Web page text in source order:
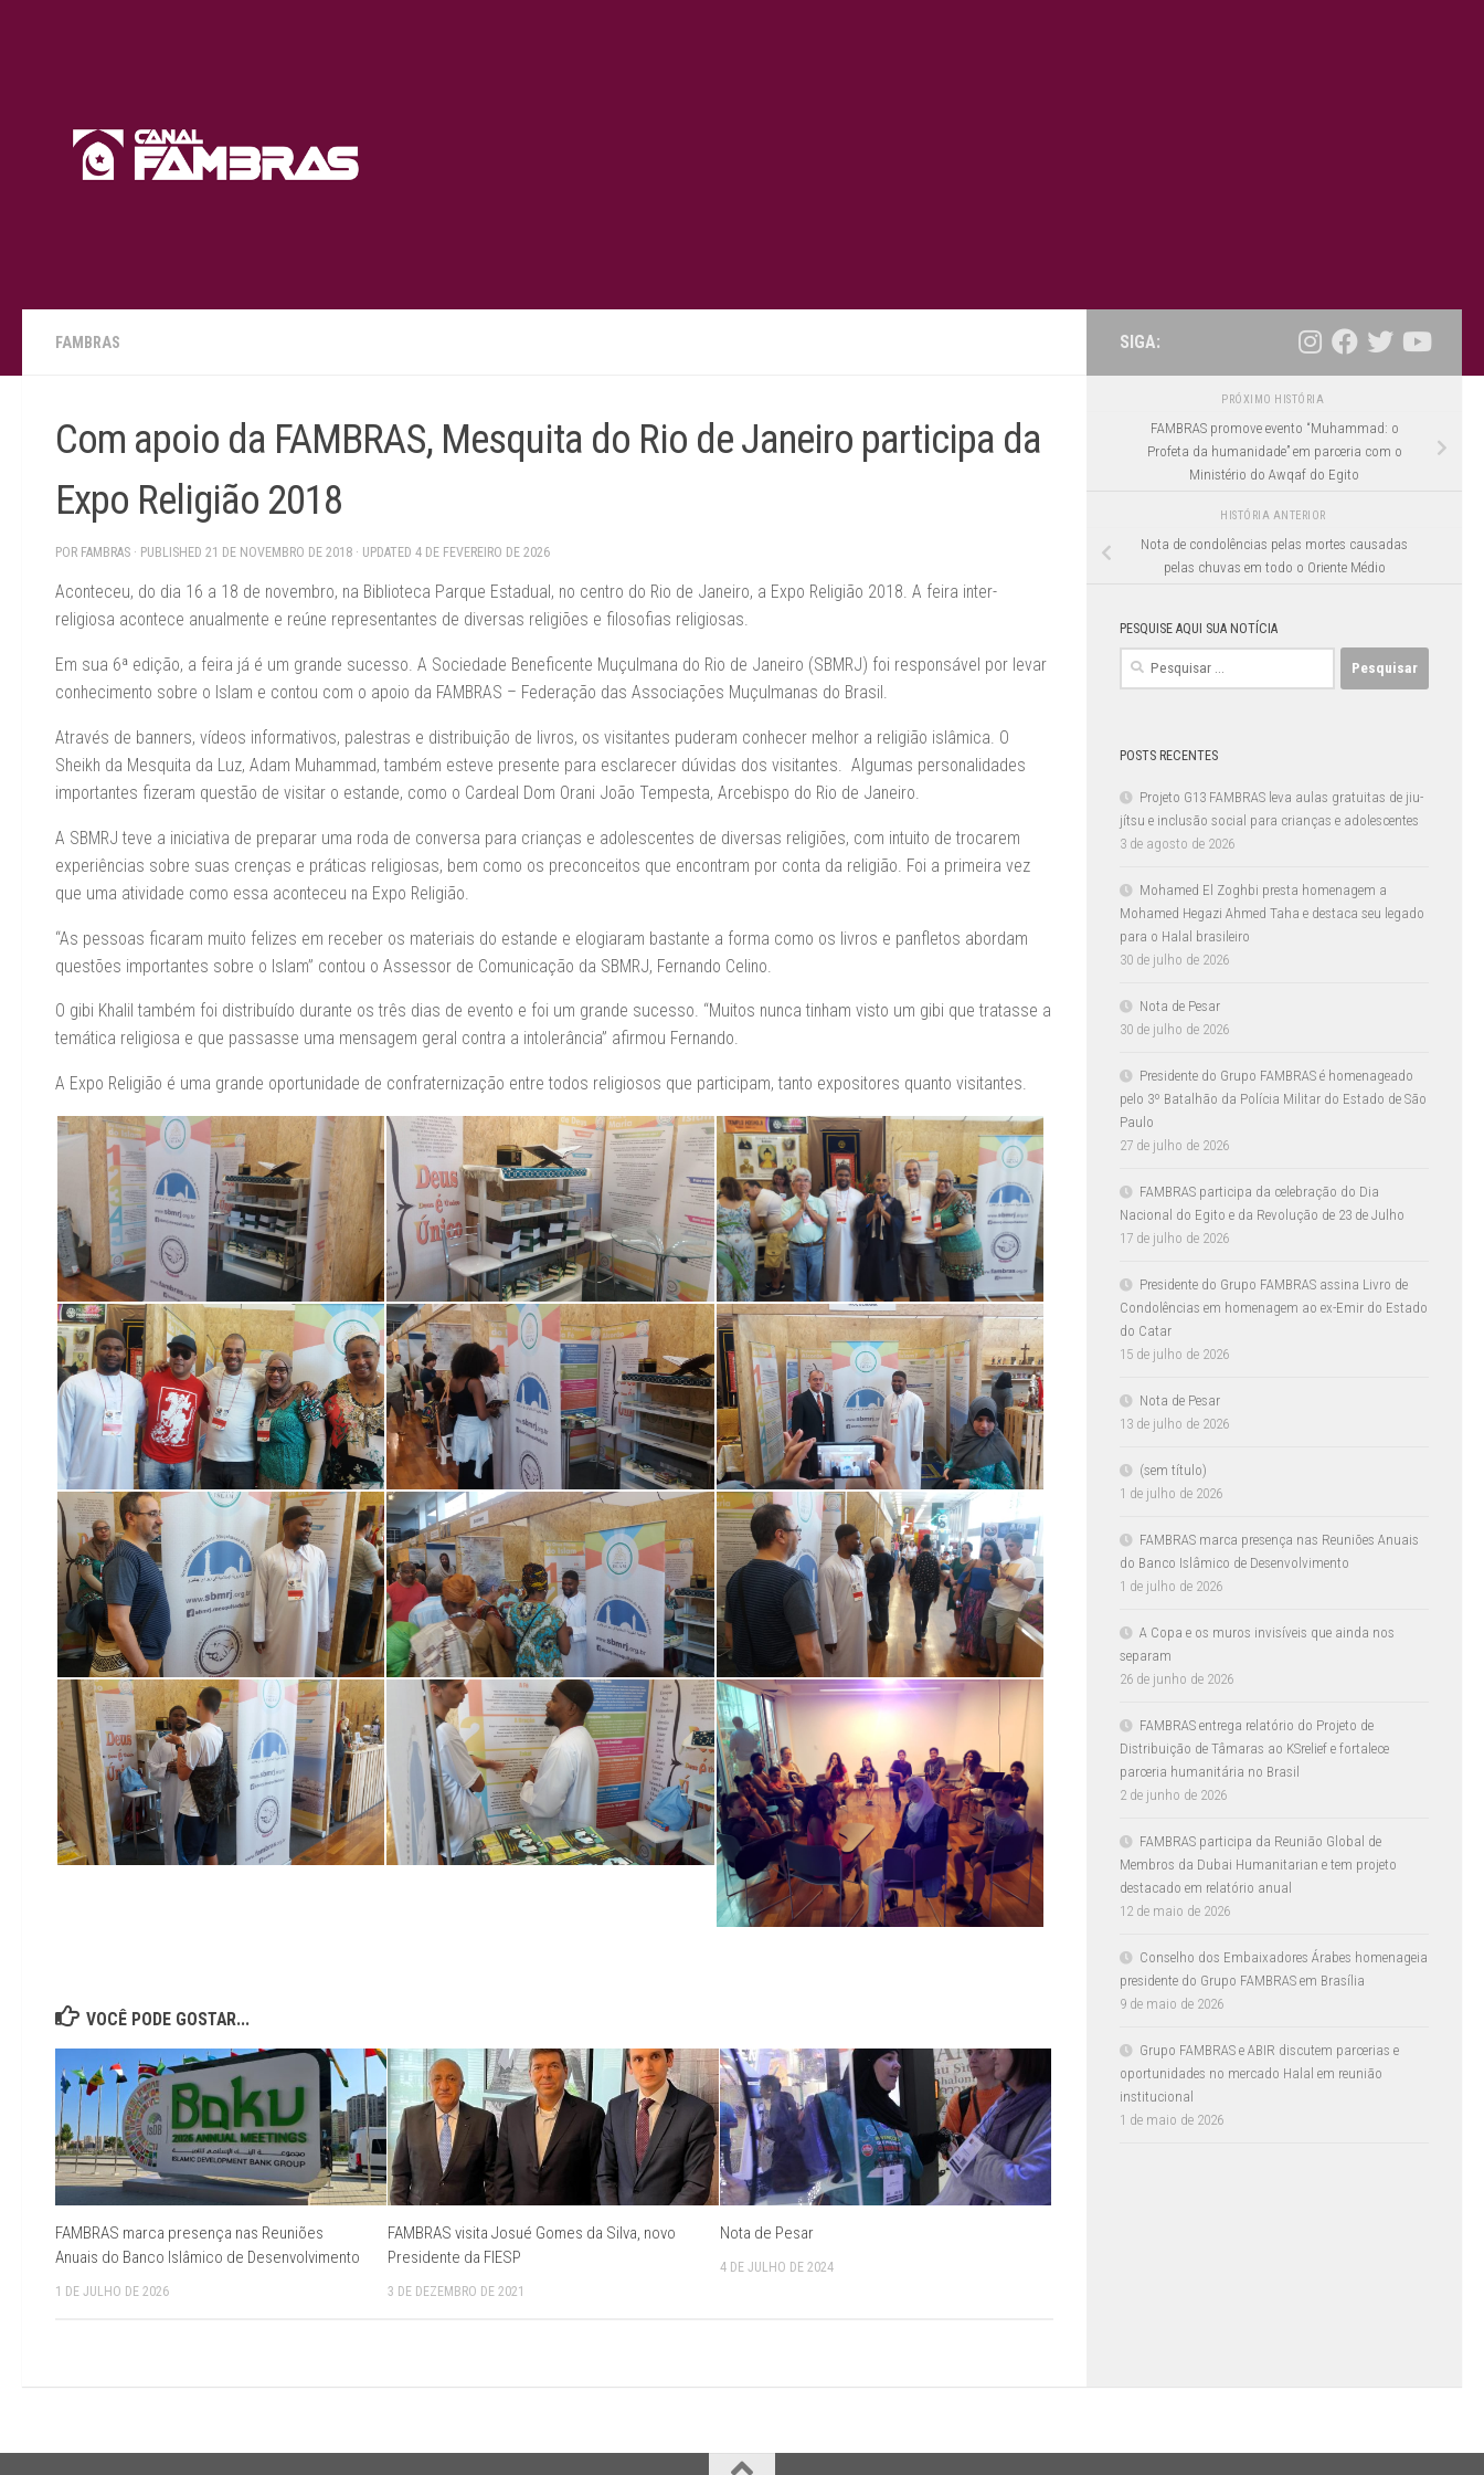
FAMBRAS
Com apoio da FAMBRAS, Mesquita do Rio de Janeiro participa da
Expo Religião 2018
POR FAMBRAS · PUBLISHED 21 DE NOVEMBRO DE 2018 · UPDATED 4 DE FEVEREIRO DE 2026
Aconteceu, do dia 16 a 18 de novembro, na Biblioteca Parque Estadual, no centro do Rio de Janeiro, a Expo Religião 2018. A feira inter-
religiosa acontece anualmente e reúne representantes de diversas religiões e filosofias religiosas.
Em sua 6ª edição, a feira já é um grande sucesso. A Sociedade Beneficente Muçulmana do Rio de Janeiro (SBMRJ) foi responsável por levar
conhecimento sobre o Islam e contou com o apoio da FAMBRAS – Federação das Associações Muçulmanas do Brasil.
Através de banners, vídeos informativos, palestras e distribuição de livros, os visitantes puderam conhecer melhor a religião islâmica. O
Sheikh da Mesquita da Luz, Adam Muhammad, também esteve presente para esclarecer dúvidas dos visitantes. Algumas personalidades
importantes fizeram questão de visitar o estande, como o Cardeal Dom Orani João Tempesta, Arcebispo do Rio de Janeiro.
A SBMRJ teve a iniciativa de preparar uma roda de conversa para crianças e adolescentes de diversas religiões, com intuito de trocarem
experiências sobre suas crenças e práticas religiosas, bem como os preconceitos que encontram por conta da religião. Foi a primeira vez
que uma atividade como essa aconteceu na Expo Religião.
“As pessoas ficaram muito felizes em receber os materiais do estande e elogiaram bastante a forma como os livros e panfletos abordam
questões importantes sobre o Islam” contou o Assessor de Comunicação da SBMRJ, Fernando Celino.
O gibi Khalil também foi distribuído durante os três dias de evento e foi um grande sucesso. “Muitos nunca tinham visto um gibi que tratasse a
temática religiosa e que passasse uma mensagem geral contra a intolerância” afirmou Fernando.
A Expo Religião é uma grande oportunidade de confraternização entre todos religiosos que participam, tanto expositores quanto visitantes.
VOCÊ PODE GOSTAR...
FAMBRAS marca presença nas Reuniões
Anuais do Banco Islâmico de Desenvolvimento
1 DE JULHO DE 2026
FAMBRAS visita Josué Gomes da Silva, novo
Presidente da FIESP
3 DE DEZEMBRO DE 2021
Nota de Pesar
4 DE JULHO DE 2024
SIGA:
PRÓXIMO HISTÓRIA
FAMBRAS promove evento “Muhammad: o
Profeta da humanidade” em parceria com o
Ministério do Awqaf do Egito
HISTÓRIA ANTERIOR
Nota de condolências pelas mortes causadas
pelas chuvas em todo o Oriente Médio
PESQUISE AQUI SUA NOTÍCIA
Pesquisar
POSTS RECENTES
Projeto G13 FAMBRAS leva aulas gratuitas de jiu-
jítsu e inclusão social para crianças e adolescentes
3 de agosto de 2026
Mohamed El Zoghbi presta homenagem a
Mohamed Hegazi Ahmed Taha e destaca seu legado
para o Halal brasileiro
30 de julho de 2026
Nota de Pesar
30 de julho de 2026
Presidente do Grupo FAMBRAS é homenageado
pelo 3º Batalhão da Polícia Militar do Estado de São
Paulo
27 de julho de 2026
FAMBRAS participa da celebração do Dia
Nacional do Egito e da Revolução de 23 de Julho
17 de julho de 2026
Presidente do Grupo FAMBRAS assina Livro de
Condolências em homenagem ao ex-Emir do Estado
do Catar
15 de julho de 2026
Nota de Pesar
13 de julho de 2026
(sem título)
1 de julho de 2026
FAMBRAS marca presença nas Reuniões Anuais
do Banco Islâmico de Desenvolvimento
1 de julho de 2026
A Copa e os muros invisíveis que ainda nos
separam
26 de junho de 2026
FAMBRAS entrega relatório do Projeto de
Distribuição de Tâmaras ao KSrelief e fortalece
parceria humanitária no Brasil
2 de junho de 2026
FAMBRAS participa da Reunião Global de
Membros da Dubai Humanitarian e tem projeto
destacado em relatório anual
12 de maio de 2026
Conselho dos Embaixadores Árabes homenageia
presidente do Grupo FAMBRAS em Brasília
9 de maio de 2026
Grupo FAMBRAS e ABIR discutem parcerias e
oportunidades no mercado Halal em reunião
institucional
1 de maio de 2026